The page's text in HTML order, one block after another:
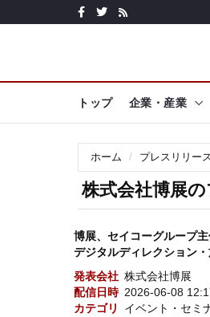
トップ 企業・産業
ホーム プレスリリー
株式会社博展
博展、セイコーグループ
デジタルディレクション
発表会社 株式会社博展
配信日時 2026-06-08
カテゴリ
イベント・セミ